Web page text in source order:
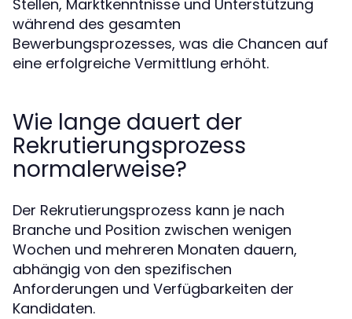
Stellen, Marktkenntnisse und Unterstützung
während des gesamten
Bewerbungsprozesses, was die Chancen auf
eine erfolgreiche Vermittlung erhöht.
Wie lange dauert der
Rekrutierungsprozess
normalerweise?
Der Rekrutierungsprozess kann je nach
Branche und Position zwischen wenigen
Wochen und mehreren Monaten dauern,
abhängig von den spezifischen
Anforderungen und Verfügbarkeiten der
Kandidaten.